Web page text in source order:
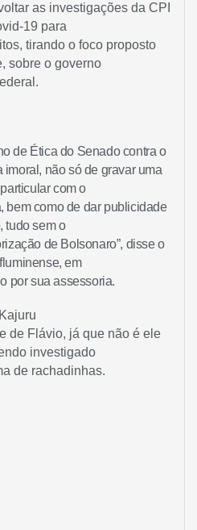
as investigações da CPI
19 para
tirando o foco proposto
sobre o governo
de Ética do Senado contra o
imoral, não só de gravar uma
com o
bem como de dar publicidade
tudo sem o
de Bolsonaro”, disse o
em
por sua assessoria.
Kajuru
de Flávio, já que não é ele
investigado
de rachadinhas.